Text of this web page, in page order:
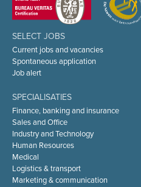
SELECT JOBS
Current jobs and vacancies
Spontaneous application
Job alert
SPECIALISATIES
Finance, banking and insurance
Sales and Office
Industry and Technology
Human Resources
Medical
Logistics & transport
Marketing & communication